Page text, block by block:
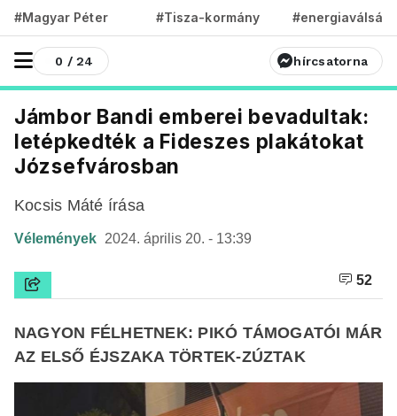
#Magyar Péter #Tisza-kormány #energiaválság
0 / 24 hírcsatorna
Jámbor Bandi emberei bevadultak:
letépkedték a Fideszes plakátokat
Józsefvárosban
Kocsis Máté írása
Vélemények 2024. április 20. - 13:39
52
NAGYON FÉLHETNEK: PIKÓ TÁMOGATÓI MÁR
AZ ELSŐ ÉJSZAKA TÖRTEK-ZÚZTAK